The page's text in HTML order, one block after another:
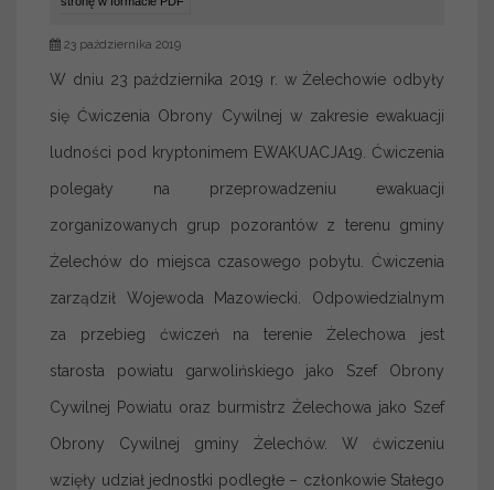
23 października 2019
W dniu 23 października 2019 r. w Żelechowie odbyły
się Ćwiczenia Obrony Cywilnej w zakresie ewakuacji
ludności pod kryptonimem EWAKUACJA19. Ćwiczenia
polegały na przeprowadzeniu ewakuacji
zorganizowanych grup pozorantów z terenu gminy
Żelechów do miejsca czasowego pobytu. Ćwiczenia
zarządził Wojewoda Mazowiecki. Odpowiedzialnym
za przebieg ćwiczeń na terenie Żelechowa jest
starosta powiatu garwolińskiego jako Szef Obrony
Cywilnej Powiatu oraz burmistrz Żelechowa jako Szef
Obrony Cywilnej gminy Żelechów. W ćwiczeniu
wzięły udział jednostki podległe – członkowie Stałego